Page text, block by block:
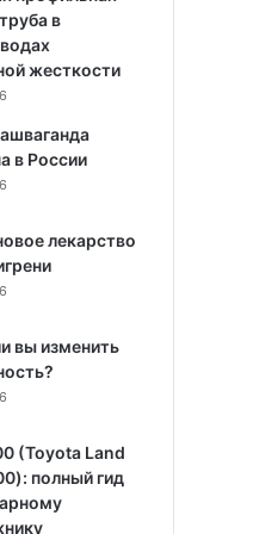
в
жесткости
в России
лекарство
вы изменить
(Toyota Land
полный гид